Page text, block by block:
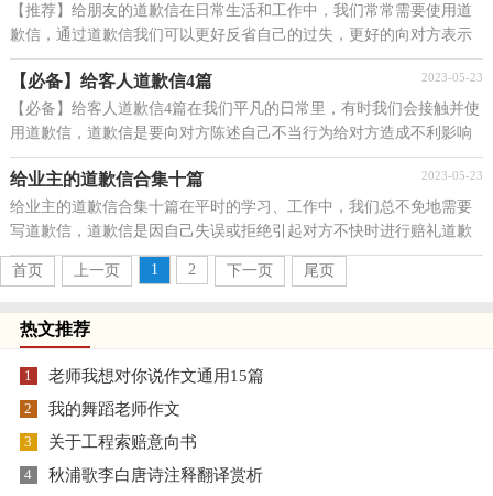
【推荐】给朋友的道歉信在日常生活和工作中，我们常常需要使用道
歉信，通过道歉信我们可以更好反省自己的过失，更好的向对方表示
陪礼道歉。在写之前，可以先参考范文，下面是小编整理...
【必备】给客人道歉信4篇 2023-05-23
【必备】给客人道歉信4篇在我们平凡的日常里，有时我们会接触并使
用道歉信，道歉信是要向对方陈述自己不当行为给对方造成不利影响
的歉意，或者解释无法答应对方不违常理的所托的...
给业主的道歉信合集十篇 2023-05-23
给业主的道歉信合集十篇在平时的学习、工作中，我们总不免地需要
写道歉信，道歉信是因自己失误或拒绝引起对方不快时进行赔礼道歉
的信函。相信许多人会觉得道歉信很难写吧，以下是...
首页
上一页 1 2 下一页 尾页
热文推荐
1 老师我想对你说作文通用15篇
2 我的舞蹈老师作文
3 关于工程索赔意向书
4 秋浦歌李白唐诗注释翻译赏析